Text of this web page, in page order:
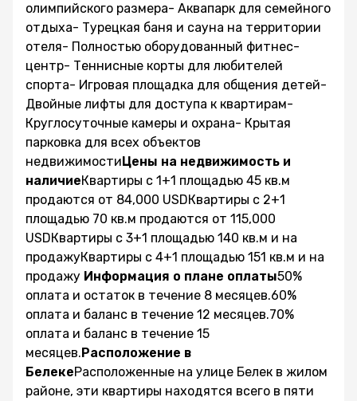
олимпийского размера- Аквапарк для семейного
отдыха- Турецкая баня и сауна на территории
отеля- Полностью оборудованный фитнес-
центр- Теннисные корты для любителей
спорта- Игровая площадка для общения детей-
Двойные лифты для доступа к квартирам-
Круглосуточные камеры и охрана- Крытая
парковка для всех объектов
недвижимостиЦены на недвижимость и
наличиеКвартиры с 1+1 площадью 45 кв.м
продаются от 84,000 USDКвартиры с 2+1
площадью 70 кв.м продаются от 115,000
USDКвартиры с 3+1 площадью 140 кв.м и на
продажуКвартиры с 4+1 площадью 151 кв.м и на
продажу Информация о плане оплаты50%
оплата и остаток в течение 8 месяцев.60%
оплата и баланс в течение 12 месяцев.70%
оплата и баланс в течение 15
месяцев.Расположение в
БелекеРасположенные на улице Белек в жилом
районе, эти квартиры находятся всего в пяти